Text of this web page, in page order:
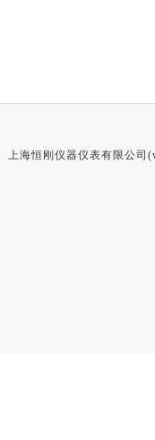
上海恒刚仪器仪表有限公司